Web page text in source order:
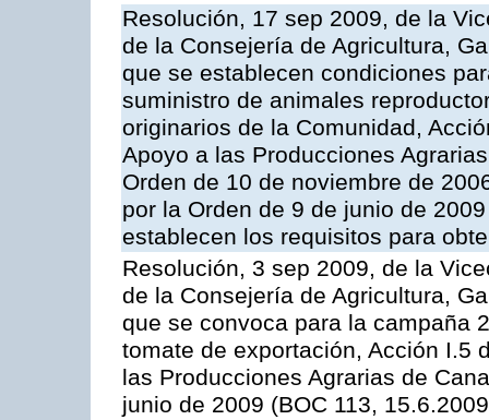
Resolución, 17 sep 2009, de la
de la Consejería de Agricultura,
que se establecen condiciones
suministro de animales
originarios de la Comunidad,
Apoyo a las Producciones
Orden de 10 de noviembre de
por la Orden de 9 de junio de
establecen los requisitos para
Resolución, 3 sep 2009, de la
de la Consejería de Agricultura,
que se convoca para la campaña
tomate de exportación, Acción I.5
las Producciones Agrarias de
junio de 2009 (BOC 113,